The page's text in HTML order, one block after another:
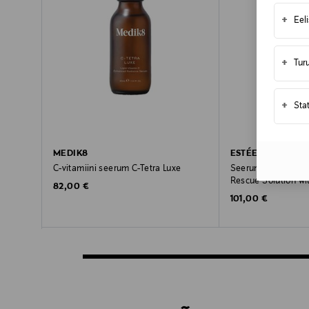
+
+
+
MEDIK8
C-vitamiini seerum C-Tetra Luxe
Original Price
82,00 €
ESTÉE LAUDER
Seerum Advanced
Rescue Solution
Original Price
101,00 €